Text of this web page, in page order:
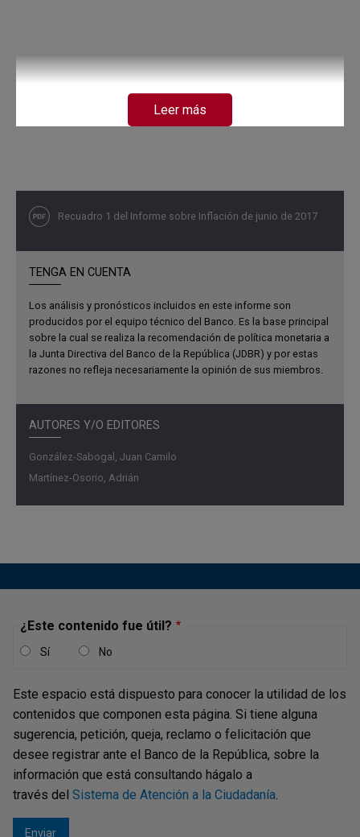
Recuadro 1 del Informe sobre Inflación de junio de 2017
TENGA EN CUENTA
Los análisis y pronósticos incluidos en este informe son
producidos por el equipo técnico del Banco. Es la base principal
sobre la cual se realiza la recomendación de política monetaria a
la Junta Directiva del Banco de la República (JDBR) y por estas
razones no refleja necesariamente la opinión de sus miembros.
AUTORES Y/O EDITORES
González-Sabogal, Juan Camilo
Martínez-Osorio, Adrián
Leer más
¿Este contenido fue útil?
Sí No
Este espacio está dispuesto para conocer la utilidad de los
contenidos que componen esta página. Si tiene alguna
sugerencia, petición, queja, reclamo o felicitación que
desee registrar ante el Banco de la República, sobre la
información que está consultando hágalo a
través del Sistema de Atención a la Ciudadanía.